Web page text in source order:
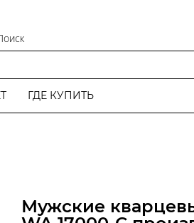
ГДЕ КУПИТЬ
Мужские